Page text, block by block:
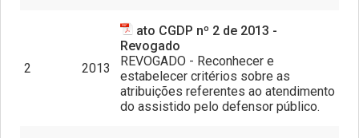
2 2013
ato CGDP nº 2 de 2013 -
Revogado
REVOGADO - Reconhecer e
estabelecer critérios sobre as
atribuições referentes ao atendimento
do assistido pelo defensor público.